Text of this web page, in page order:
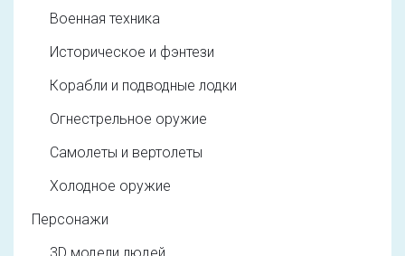
Военная техника
Историческое и фэнтези
Корабли и подводные лодки
Огнестрельное оружие
Самолеты и вертолеты
Холодное оружие
Персонажи